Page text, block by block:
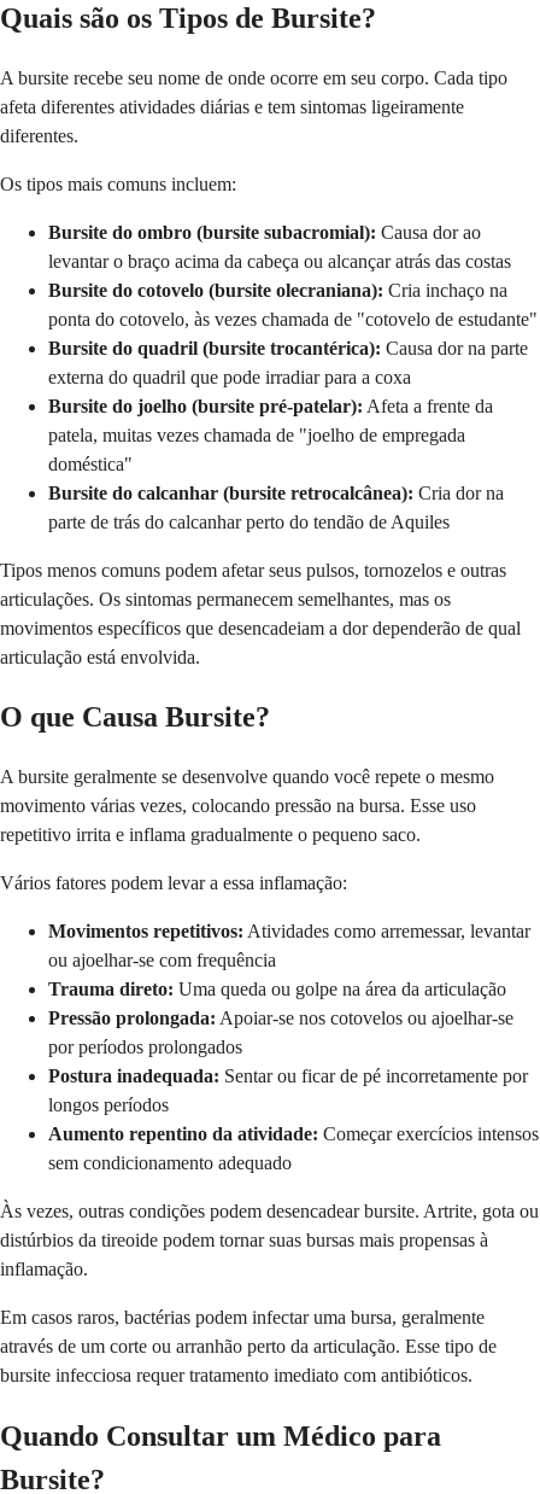
Quais são os Tipos de Bursite?
A bursite recebe seu nome de onde ocorre em seu corpo. Cada tipo
afeta diferentes atividades diárias e tem sintomas ligeiramente
diferentes.
Os tipos mais comuns incluem:
Bursite do ombro (bursite subacromial): Causa dor ao
levantar o braço acima da cabeça ou alcançar atrás das costas
Bursite do cotovelo (bursite olecraniana): Cria inchaço na
ponta do cotovelo, às vezes chamada de "cotovelo de estudante"
Bursite do quadril (bursite trocantérica): Causa dor na parte
externa do quadril que pode irradiar para a coxa
Bursite do joelho (bursite pré-patelar): Afeta a frente da
patela, muitas vezes chamada de "joelho de empregada
doméstica"
Bursite do calcanhar (bursite retrocalcânea): Cria dor na
parte de trás do calcanhar perto do tendão de Aquiles
Tipos menos comuns podem afetar seus pulsos, tornozelos e outras
articulações. Os sintomas permanecem semelhantes, mas os
movimentos específicos que desencadeiam a dor dependerão de qual
articulação está envolvida.
O que Causa Bursite?
A bursite geralmente se desenvolve quando você repete o mesmo
movimento várias vezes, colocando pressão na bursa. Esse uso
repetitivo irrita e inflama gradualmente o pequeno saco.
Vários fatores podem levar a essa inflamação:
Movimentos repetitivos: Atividades como arremessar, levantar
ou ajoelhar-se com frequência
Trauma direto: Uma queda ou golpe na área da articulação
Pressão prolongada: Apoiar-se nos cotovelos ou ajoelhar-se
por períodos prolongados
Postura inadequada: Sentar ou ficar de pé incorretamente por
longos períodos
Aumento repentino da atividade: Começar exercícios intensos
sem condicionamento adequado
Às vezes, outras condições podem desencadear bursite. Artrite, gota ou
distúrbios da tireoide podem tornar suas bursas mais propensas à
inflamação.
Em casos raros, bactérias podem infectar uma bursa, geralmente
através de um corte ou arranhão perto da articulação. Esse tipo de
bursite infecciosa requer tratamento imediato com antibióticos.
Quando Consultar um Médico para
Bursite?